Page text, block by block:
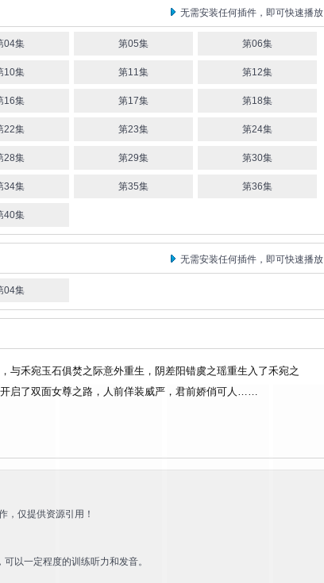
无需安装任何插件，即可快速播放
04集 第05集 第06集
10集 第11集 第12集
16集 第17集 第18集
22集 第23集 第24集
28集 第29集 第30集
34集 第35集 第36集
40集
无需安装任何插件，即可快速播放
04集
与禾宛玉石俱焚之际意外重生，阴差阳错虞之瑶重生入了禾宛之
启了双面女尊之路，人前佯装威严，君前娇俏可人……
，仅提供资源引用！
以一定程度的训练听力和发音。